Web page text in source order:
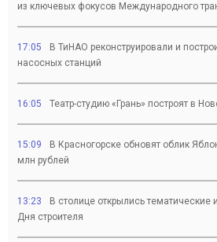
из ключевых фокусов Международного
17:05
В ТиНАО реконструировали и
насосных станций
16:05 Театр-студию «Грань» построят в
15:09
В Красногорске обновят облик
млн рублей
13:23
В столице открылись тематические
Дня строителя